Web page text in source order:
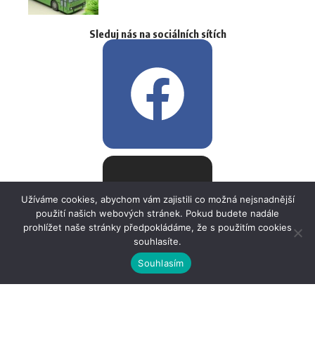
Sleduj nás na sociálních sítích
Užíváme cookies, abychom vám zajistili co možná nejsnadnější
použití našich webových stránek. Pokud budete nadále
prohlížet naše stránky předpokládáme, že s použitím cookies
souhlasíte.
Souhlasím